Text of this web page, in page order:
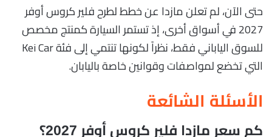
حتى الآن، لم تعلن مازدا عن خطط لطرح فلير كروس أوفر
2027 في أسواق أخرى، إذ تستمر السيارة كمنتج مخصص
للسوق الياباني فقط، نظراً لكونها تنتمي إلى فئة Kei Car
التي تخضع لمواصفات وقوانين خاصة باليابان.
الأسئلة الشائعة
كم سعر مازدا فلير كروس أوفر 2027؟